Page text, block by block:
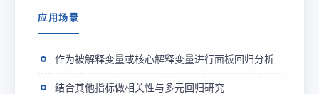
应用场景
作为被解释变量或核心解释变量进行面板回归分析
结合其他指标做相关性与多元回归研究